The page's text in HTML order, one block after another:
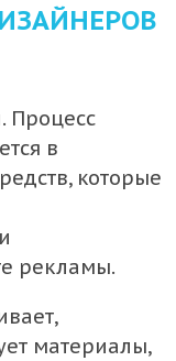
Процесс
в
которые
рекламы.
материалы,